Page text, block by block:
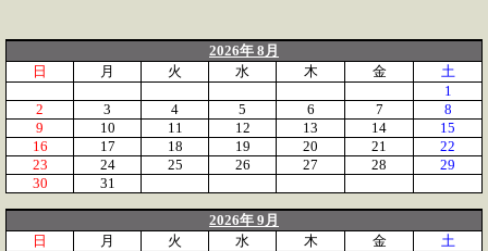
2026年 8月
日
月 火 水 木 金
土
1
2
3 4 5 6 7
8
9
10 11 12 13 14
15
16
17 18 19 20 21
22
23
24 25 26 27 28
29
30
31
2026年 9月
日
月 火 水 木 金
土